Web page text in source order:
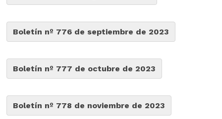
Boletín nº 776 de septiembre de 2023
Boletín nº 777 de octubre de 2023
Boletín nº 778 de noviembre de 2023